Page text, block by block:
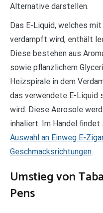
Alternative darstellen.
Das E-Liquid, welches
verdampft wird, enthält
Diese bestehen aus
sowie pflanzlichem
Heizspirale in dem
das verwendete E-Liquid
wird. Diese Aerosole
inhaliert. Im Handel
Auswahl an Einweg E-
Geschmacksrichtungen.
Umstieg von
Pens